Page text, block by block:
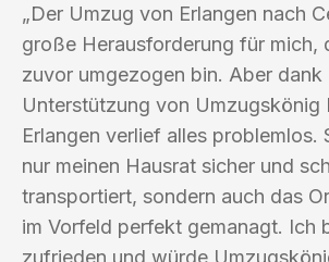
„Der Umzug von Erlangen nach
große Herausforderung für mich,
zuvor umgezogen bin. Aber dank
Unterstützung von Umzugskönig
Erlangen verlief alles problemlos.
nur meinen Hausrat sicher und
transportiert, sondern auch das
im Vorfeld perfekt gemanagt. Ich
zufrieden und würde